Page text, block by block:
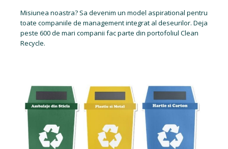
Misiunea noastra? Sa devenim un model aspirational pentru
toate companiile de management integrat al deseurilor. Deja
peste 600 de mari companii fac parte din portofoliul Clean
Recycle.